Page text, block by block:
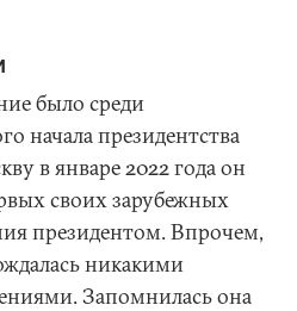
было среди
начала президентства
в январе 2022 года он
своих зарубежных
президентом. Впрочем,
никакими
Запомнилась она